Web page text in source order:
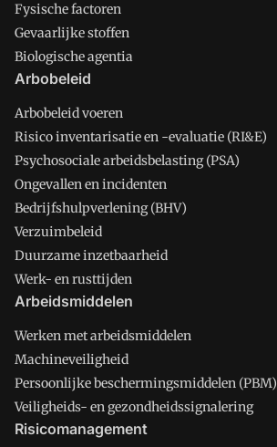
Fysische factoren
Gevaarlijke stoffen
Biologische agentia
Arbobeleid
Arbobeleid voeren
Risico inventarisatie en -evaluatie (RI&E)
Psychosociale arbeidsbelasting (PSA)
Ongevallen en incidenten
Bedrijfshulpverlening (BHV)
Verzuimbeleid
Duurzame inzetbaarheid
Werk- en rusttijden
Arbeidsmiddelen
Werken met arbeidsmiddelen
Machineveiligheid
Persoonlijke beschermingsmiddelen (PBM)
Veiligheids- en gezondheidssignalering
Risicomanagement